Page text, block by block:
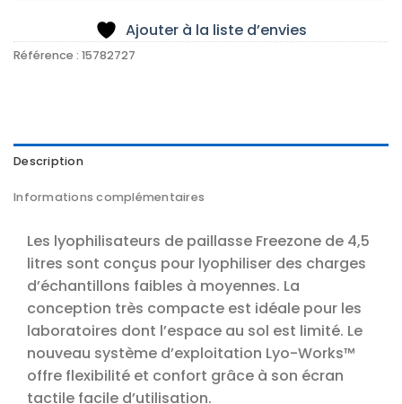
Ajouter à la liste d’envies
Référence : 15782727
Description
Informations complémentaires
Les lyophilisateurs de paillasse Freezone de 4,5
litres sont conçus pour lyophiliser des charges
d’échantillons faibles à moyennes. La
conception très compacte est idéale pour les
laboratoires dont l’espace au sol est limité. Le
nouveau système d’exploitation Lyo-Works™
offre flexibilité et confort grâce à son écran
tactile facile d’utilisation.